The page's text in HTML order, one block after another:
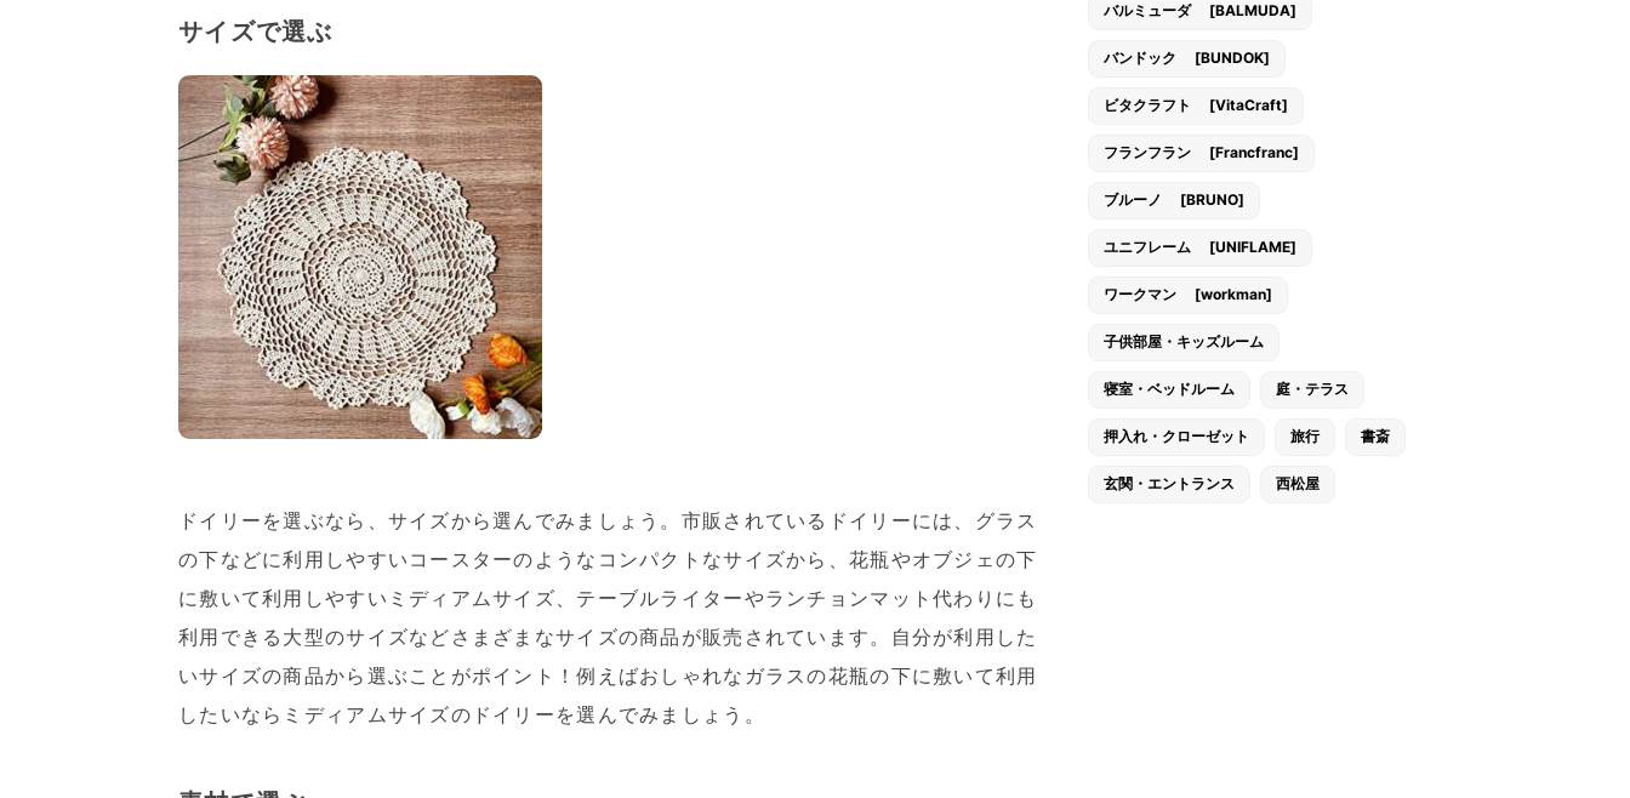
サイズで選ぶ
ドイリーを選ぶなら、サイズから選んでみましょう。市販されているドイリーには、グラス
の下などに利用しやすいコースターのようなコンパクトなサイズから、花瓶やオブジェの下
に敷いて利用しやすいミディアムサイズ、テーブルライターやランチョンマット代わりにも
利用できる大型のサイズなどさまざまなサイズの商品が販売されています。自分が利用した
いサイズの商品から選ぶことがポイント！例えばおしゃれなガラスの花瓶の下に敷いて利用
したいならミディアムサイズのドイリーを選んでみましょう。
バルミューダ [BALMUDA]
バンドック [BUNDOK]
ビタクラフト [VitaCraft]
フランフラン [Francfranc]
ブルーノ [BRUNO]
ユニフレーム [UNIFLAME]
ワークマン [workman]
子供部屋・キッズルーム
寝室・ベッドルーム 庭・テラス
押入れ・クローゼット 旅行 書斎
玄関・エントランス 西松屋